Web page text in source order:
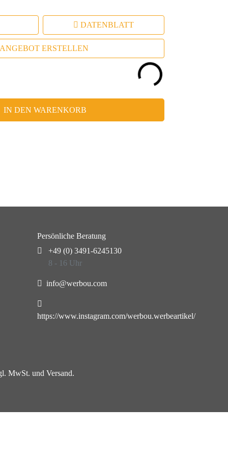
DATENBLATT
ANGEBOT ERSTELLEN
IN DEN WARENKORB
Persönliche Beratung
+49 (0) 3491-6245130
8 - 16 Uhr
info@werbou.com
https://www.instagram.com/werbou.werbeartikel/
MwSt. und Versand.